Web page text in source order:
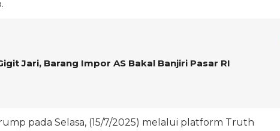
Jari, Barang Impor AS Bakal Banjiri Pasar RI
pada Selasa, (15/7/2025) melalui platform Truth